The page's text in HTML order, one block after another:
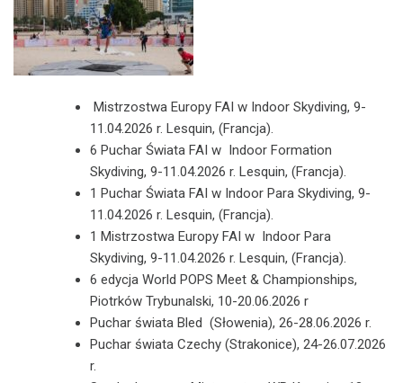
Mistrzostwa Europy FAI w Indoor Skydiving, 9-
11.04.2026 r. Lesquin, (Francja).
6 Puchar Świata FAI w Indoor Formation
Skydiving, 9-11.04.2026 r. Lesquin, (Francja).
1 Puchar Świata FAI w Indoor Para Skydiving, 9-
11.04.2026 r. Lesquin, (Francja).
1 Mistrzostwa Europy FAI w Indoor Para
Skydiving, 9-11.04.2026 r. Lesquin, (Francja).
6 edycja World POPS Meet & Championships,
Piotrków Trybunalski, 10-20.06.2026 r
Puchar świata Bled (Słowenia), 26-28.06.2026 r.
Puchar świata Czechy (Strakonice), 24-26.07.2026
r.